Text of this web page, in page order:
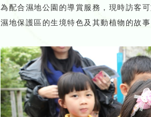
為配合濕地公園的導賞服務，現時訪客
濕地保護區的生境特色及其動植物的故